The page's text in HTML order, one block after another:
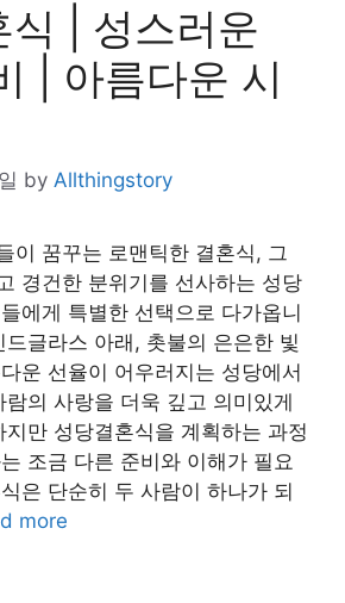
식 | 성스러운
| 아름다운 시
by Allthingstory
이 꿈꾸는 로맨틱한 결혼식, 그
경건한 분위기를 선사하는 성당
에게 특별한 선택으로 다가옵니
글라스 아래, 촛불의 은은한 빛
운 선율이 어우러지는 성당에서
의 사랑을 더욱 깊고 의미있게
만 성당결혼식을 계획하는 과정
조금 다른 준비와 이해가 필요
은 단순히 두 사람이 하나가 되
more